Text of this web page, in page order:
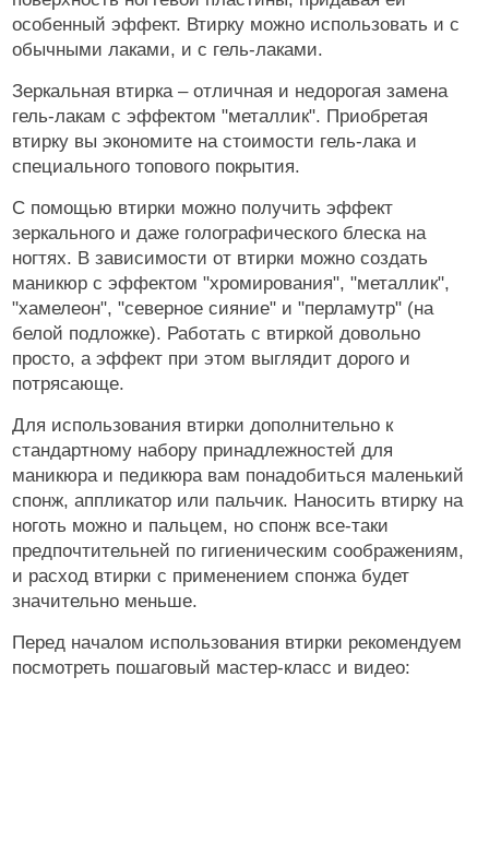
особенный эффект. Втирку можно использовать и с
обычными лаками, и с гель-лаками.
Зеркальная втирка – отличная и недорогая замена
гель-лакам с эффектом "металлик". Приобретая
втирку вы экономите на стоимости гель-лака и
специального топового покрытия.
С помощью втирки можно получить эффект
зеркального и даже голографического блеска на
ногтях. В зависимости от втирки можно создать
маникюр с эффектом "хромирования", "металлик",
"хамелеон", "северное сияние" и "перламутр" (на
белой подложке). Работать с втиркой довольно
просто, а эффект при этом выглядит дорого и
потрясающе.
Для использования втирки дополнительно к
стандартному набору принадлежностей для
маникюра и педикюра вам понадобиться маленький
спонж, аппликатор или пальчик. Наносить втирку на
ноготь можно и пальцем, но спонж все-таки
предпочтительней по гигиеническим соображениям,
и расход втирки с применением спонжа будет
значительно меньше.
Перед началом использования втирки рекомендуем
посмотреть пошаговый мастер-класс и видео: